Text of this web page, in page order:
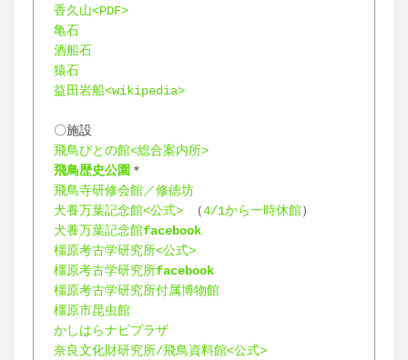
香久山<PDF>
亀石
酒船石
猿石
益田岩船<wikipedia>
〇施設
飛鳥びとの館<総合案内所>
飛鳥歴史公園 ＊
飛鳥寺研修会館／修徳坊
犬養万葉記念館<公式> （4/1から一時休館）
犬養万葉記念館facebook
橿原考古学研究所<公式>
橿原考古学研究所facebook
橿原考古学研究所付属博物館
橿原市昆虫館
かしはらナビプラザ
奈良文化財研究所/飛鳥資料館<公式>